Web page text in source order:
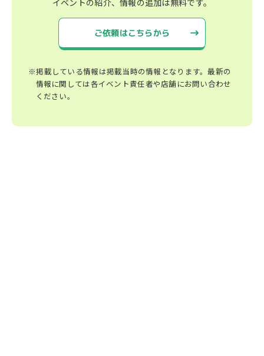
イベントの紹介、情報の追加は無料です。
ご依頼はこちらから
※掲載している情報は掲載当時の情報となります。最新の
情報に関しては各イベント責任者や店舗にお問い合わせ
ください。